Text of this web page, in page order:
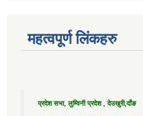
महत्वपूर्ण लिंकहरु
प्रदेश सभा, लुम्विनी प्रदेश , देउखुरी,दाँङ